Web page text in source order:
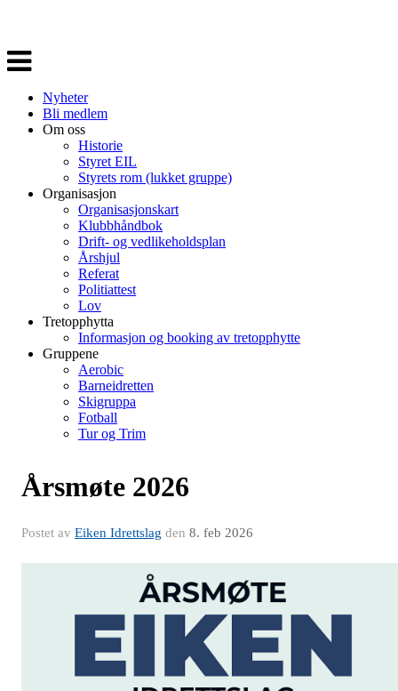
Veksle
navigasjon
Nyheter
Bli medlem
Om oss
Historie
Styret EIL
Styrets rom (lukket gruppe)
Organisasjon
Organisasjonskart
Klubbhåndbok
Drift- og vedlikeholdsplan
Årshjul
Referat
Politiattest
Lov
Tretopphytta
Informasjon og booking av tretopphytte
Gruppene
Aerobic
Barneidretten
Skigruppa
Fotball
Tur og Trim
Årsmøte 2026
Postet av Eiken Idrettslag den 8. feb 2026